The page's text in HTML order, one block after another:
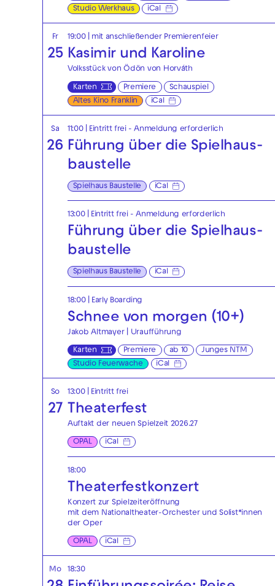
Studio Werkhaus
iCal
Fr
25
19:00 | mit anschließender Premierenfeier
Kasimir und Karoline
Volksstück von Ödön von Horváth
Karten Premiere
Schauspiel
Altes Kino Franklin
iCal
Sa
26
11:00| Eintritt frei - Anmeldung erforderlich
Führung über die Spielhaus­
baustelle
Spielhaus Baustelle iCal
13:00| Eintritt frei - Anmeldung erforderlich
Führung über die Spielhaus­
baustelle
Spielhaus Baustelle iCal
18:00| Early Boarding
Schnee von morgen (10+)
Jakob Altmayer | Uraufführung
Karten Premiere ab 10
Junges NTM
Studio Feuerwache
iCal
So
27
13:00| Eintritt frei
Theaterfest
Auftakt der neuen Spielzeit 2026.27
OPAL iCal
18:00
Theaterfest­konzert
Konzert zur Spielzeiteröffnung
mit dem Nationaltheater-Orchester und Solist*innen
der Oper
OPAL iCal
Mo 18:30